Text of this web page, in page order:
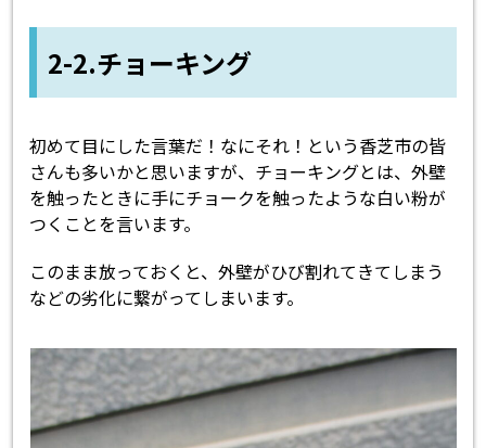
2-2.チョーキング
初めて目にした言葉だ！なにそれ！という香芝市の皆
さんも多いかと思いますが、チョーキングとは、外壁
を触ったときに手にチョークを触ったような白い粉が
つくことを言います。
このまま放っておくと、外壁がひび割れてきてしまう
などの劣化に繋がってしまいます。